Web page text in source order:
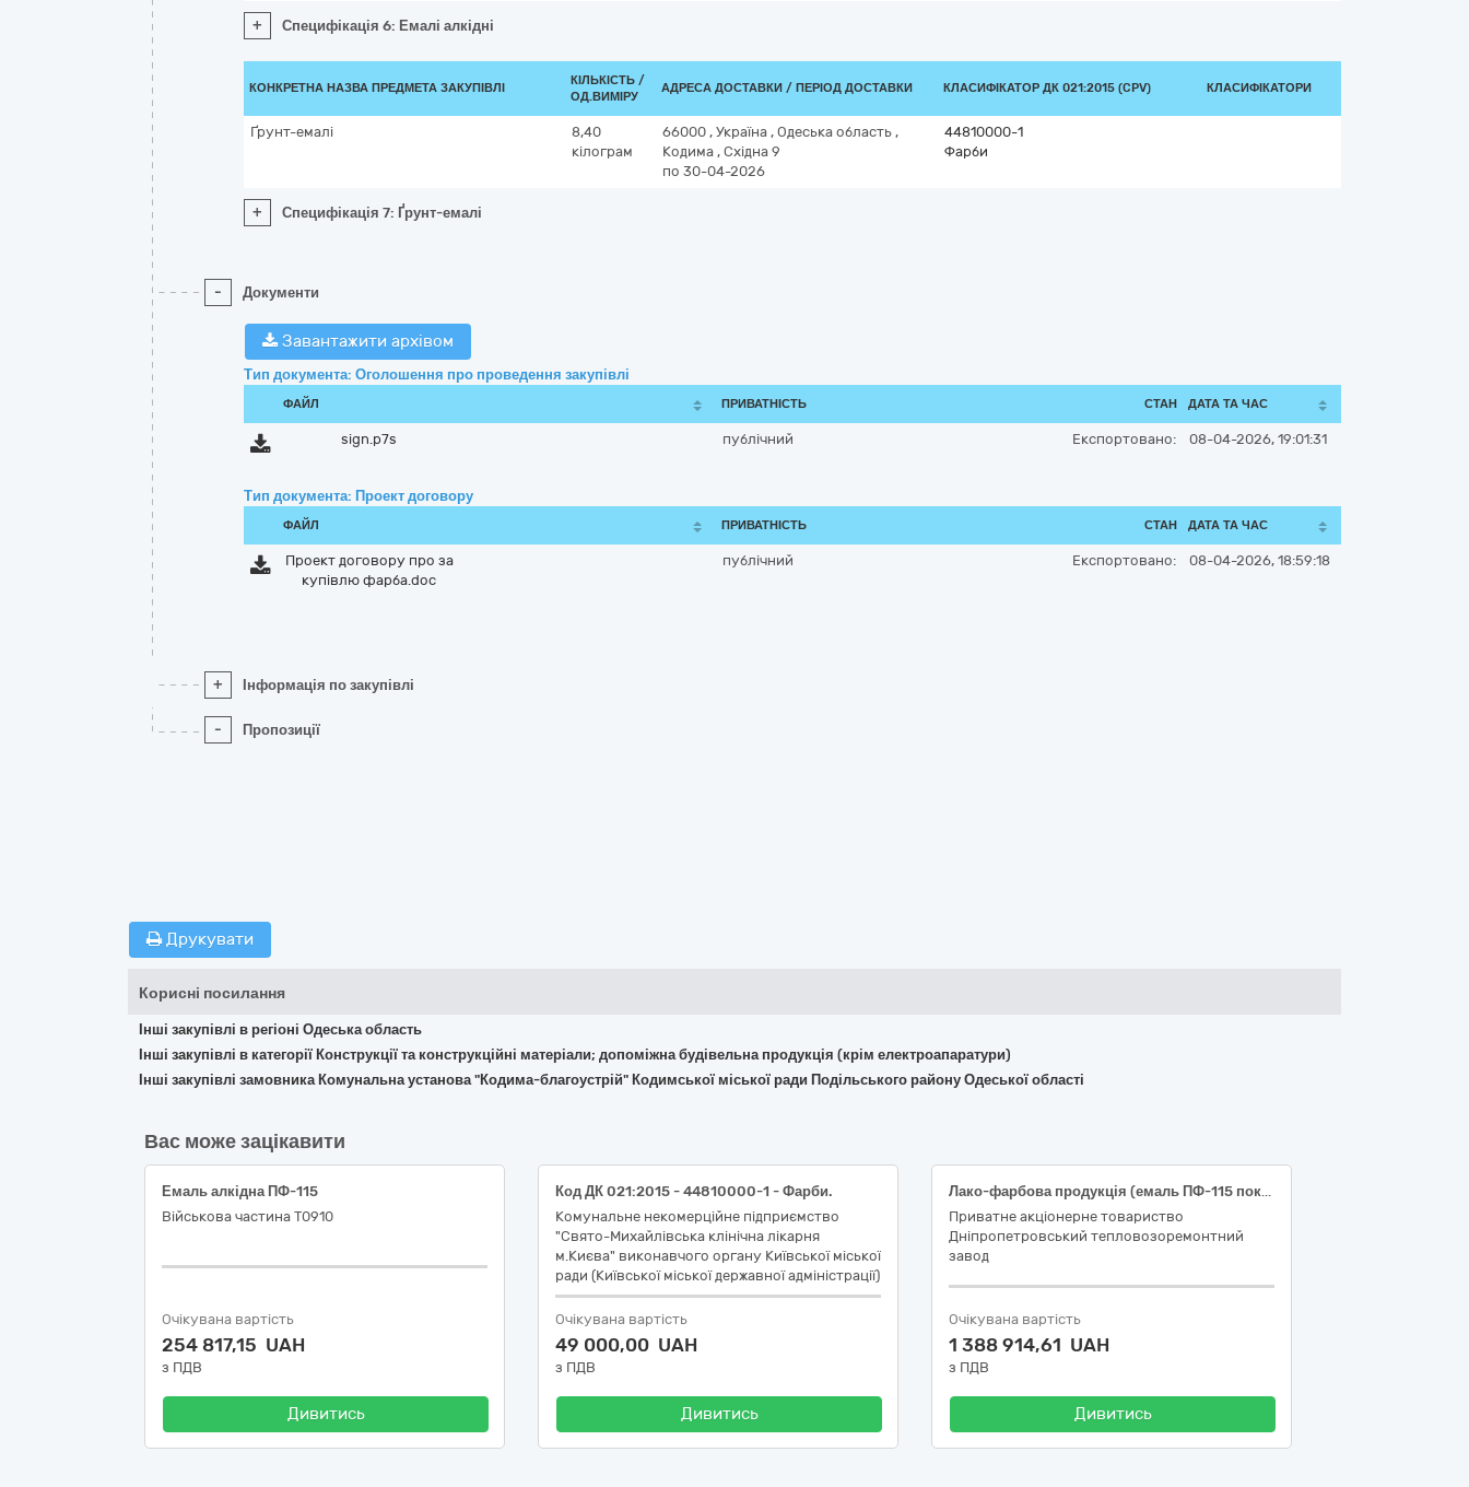
+ Специфікація 6: Емалі алкідні
КОНКРЕТНА НАЗВА ПРЕДМЕТА ЗАКУПІВЛІ
КІЛЬКІСТЬ /
ОД.ВИМІРУ
АДРЕСА ДОСТАВКИ / ПЕРІОД ДОСТАВКИ КЛАСИФІКАТОР ДК 021:2015 (CPV) КЛАСИФІКАТОРИ
Ґрунт-емалі
8,40
кілограм
66000 , Україна , Одеська область ,
Кодима , Східна 9
по 30-04-2026
44810000-1
Фарби
+ Специфікація 7: Ґрунт-емалі
- Документи
Завантажити архівом
Тип документа: Оголошення про проведення закупівлі
ФАЙЛ ПРИВАТНІСТЬ СТАН ДАТА ТА ЧАС
sign.p7s публічний Експортовано: 08-04-2026, 19:01:31
Тип документа: Проект договору
ФАЙЛ ПРИВАТНІСТЬ СТАН ДАТА ТА ЧАС
Проект договору про за
купівлю фарба.doc
публічний Експортовано: 08-04-2026, 18:59:18
+ Інформація по закупівлі
- Пропозиції
Друкувати
Корисні посилання
Інші закупівлі в регіоні Одеська область
Інші закупівлі в категорії Конструкції та конструкційні матеріали; допоміжна будівельна продукція (крім електроапаратури)
Інші закупівлі замовника Комунальна установа "Кодима-благоустрій" Кодимської міської ради Подільського району Одеської області
Вас може зацікавити
Емаль алкідна ПФ-115
Військова частина Т0910
Очікувана вартість
254 817,15 UAH
з ПДВ
Дивитись
Код ДК 021:2015 - 44810000-1 - Фарби.
Комунальне некомерційне підприємство
"Свято-Михайлівська клінічна лікарня
м.Києва" виконавчого органу Київської міської
ради (Київської міської державної адміністрації)
Очікувана вартість
49 000,00 UAH
з ПДВ
Дивитись
Лако-фарбова продукція (емаль ПФ-115 покращена до тепловозів ТЕП70, М62)
Приватне акцiонерне товариство
Днiпропетровський тепловозоремонтний
завод
Очікувана вартість
1 388 914,61 UAH
з ПДВ
Дивитись